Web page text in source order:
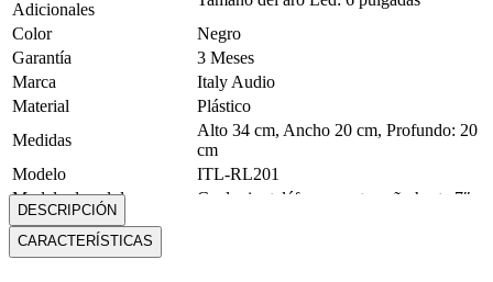
Adicionales
Color
Negro
Garantía
3 Meses
Marca
Italy Audio
Material
Plástico
Medidas
Alto 34 cm, Ancho 20 cm, Profundo: 20
cm
Modelo
ITL-RL201
Modelo de celulares
compatibles
Cualquier teléfono con tamaño hasta 7″
Peso
DESCRIPCIÓN
CARACTERÍSTICAS